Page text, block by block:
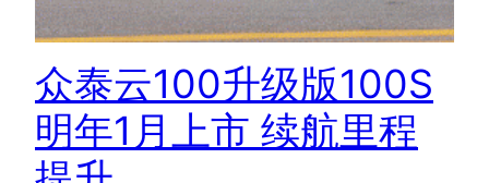
众泰云100升级版100S
明年1月上市 续航里程